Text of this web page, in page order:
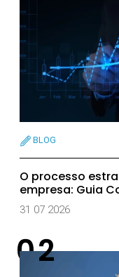
BLOG
O processo
empresa: Guia
31 07 2026